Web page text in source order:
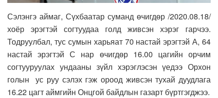
Сэлэнгэ аймаг, Сүхбаатар суманд өчигдөр /2020.08.18/
хоёр эрэгтэй согтуудаа голд живсэн хэрэг гарчээ.
Тодруулбал, тус сумын харьяат 70 настай эрэгтэй А, 64
настай эрэгтэй С нар өчигдөр 16.00 цагийн орчим
согтууруулах ундааны зүйл хэрэглэсэн үедээ Орхон
голын ус руу сэлэх гэж ороод живсэн тухай дуудлага
16.22 цагт аймгийн Онцгой байдлын газарт бүртгэгджээ.